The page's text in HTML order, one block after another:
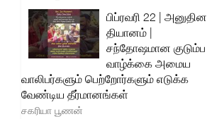
பிப்ரவரி 22 | அனுதின
தியானம் |
சந்தோஷமான குடும்ப
வாழ்க்கை அமைய
வாலிபர்களும் பெற்றோர்களும் எடுக்க
வேண்டிய தீர்மானங்கள்
சகரியா பூணன்